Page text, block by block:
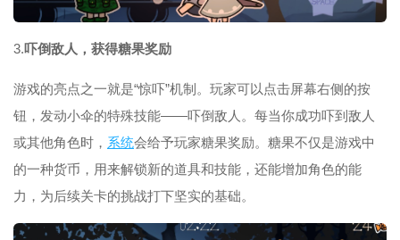
3.吓倒敌人，获得糖果奖励
游戏的亮点之一就是“惊吓”机制。玩家可以点击屏幕右侧的按
钮，发动小伞的特殊技能——吓倒敌人。每当你成功吓到敌人
或其他角色时， 系统会给予玩家糖果奖励。糖果不仅是游戏中
的一种货币，用来解锁新的道具和技能，还能增加角色的能
力，为后续关卡的挑战打下坚实的基础。